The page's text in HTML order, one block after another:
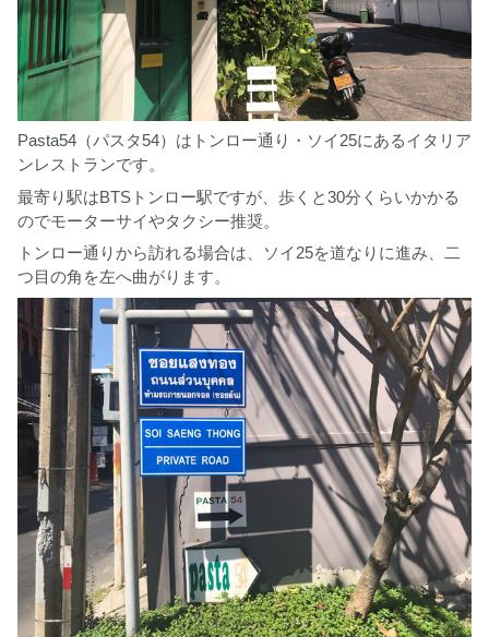
Pasta54（パスタ54）はトンロー通り・ソイ25にあるイタリア
ンレストランです。
最寄り駅はBTSトンロー駅ですが、歩くと30分くらいかかる
のでモーターサイやタクシー推奨。
トンロー通りから訪れる場合は、ソイ25を道なりに進み、二
つ目の角を左へ曲がります。